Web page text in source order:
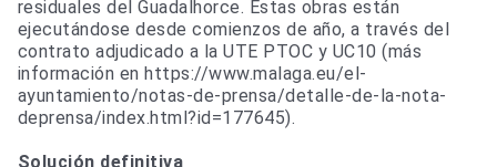
residuales del Guadalhorce. Estas obras están
ejecutándose desde comienzos de año, a través del
contrato adjudicado a la UTE PTOC y UC10 (más
información en https://www.malaga.eu/el-
ayuntamiento/notas-de-prensa/detalle-de-la-nota-
deprensa/index.html?id=177645).
Solución definitiva